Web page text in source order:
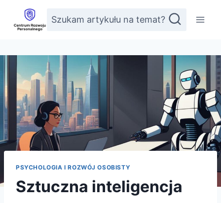
Przejdź
treści
Szukam artykułu na temat?
PSYCHOLOGIA I ROZWÓJ OSOBISTY
Sztuczna inteligencja